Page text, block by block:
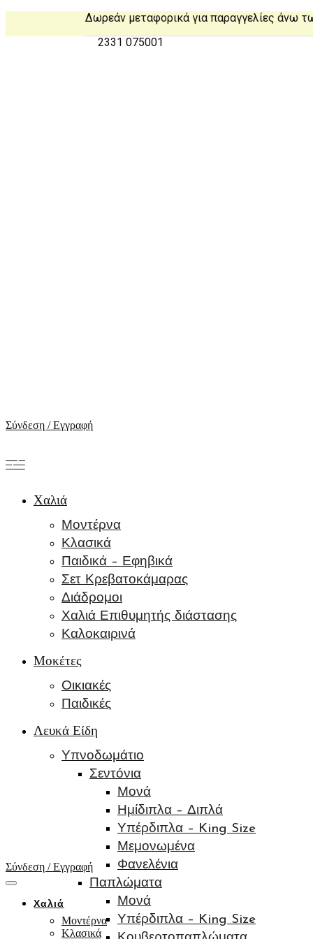
Δωρεάν μεταφορικά για παραγγελίες άνω
2331 075001
Σύνδεση / Εγγραφή
Χαλιά
Μοντέρνα
Κλασικά
Σύνδεση / Εγγραφή
Χαλιά
Μοντέρνα
Κλασικά
Παιδικά – Εφηβικά
Σετ Κρεβατοκάμαρας
Διάδρομοι
Χαλιά Επιθυμητής διάστασης
Καλοκαιρινά
Μοκέτες
Οικιακές
Παιδικές
Λευκά Είδη
Υπνοδωμάτιο
Σεντόνια
Μονά
Ημίδιπλα – Διπλά
Υπέρδιπλα – King Size
Μεμονωμένα
Φανελένια
Παπλώματα
Μονά
Υπέρδιπλα – King Size